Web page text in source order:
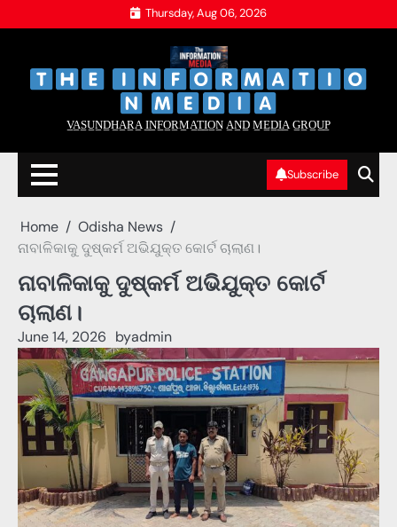
to
Thursday, Aug 06, 2026
V̲A̲S̲U̲N̲D̲H̲A̲R̲A̲ I̲N̲F̲O̲R̲M̲A̲T̲I̲O̲N̲ A̲N̲D̲ M̲E̲D̲I̲A̲ G̲R̲O̲U̲P̲
Subscribe
Home
Odisha News
ନାବାଳିକାକୁ ଦୁଷ୍କର୍ମ ଅଭିଯୁକ୍ତ କୋର୍ଟ ଚାଲାଣ।
ନାବାଳିକାକୁ ଦୁଷ୍କର୍ମ ଅଭିଯୁକ୍ତ କୋର୍ଟ
ଚାଲାଣ।
June 14, 2026 byadmin